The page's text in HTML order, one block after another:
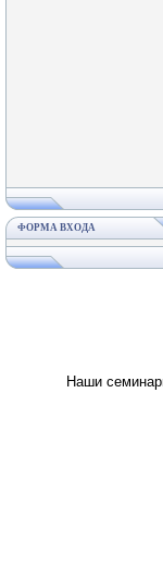
ФОРМА ВХОДА
Наши